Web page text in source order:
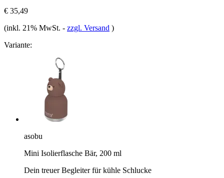
€ 35,49
(inkl. 21% MwSt. - zzgl. Versand )
Variante:
asobu
Mini Isolierflasche Bär, 200 ml
Dein treuer Begleiter für kühle Schlucke